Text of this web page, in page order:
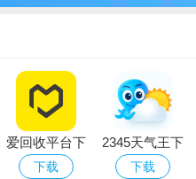
爱回收平台下
载2026最新
下载
2345天气王下
载2023最新版
下载